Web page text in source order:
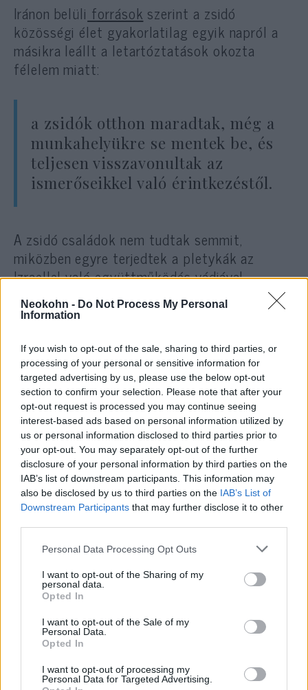
Neokohn - Do Not Process My Personal
Information
If you wish to opt-out of the sale, sharing to third parties, or
processing of your personal or sensitive information for
targeted advertising by us, please use the below opt-out
section to confirm your selection. Please note that after your
opt-out request is processed you may continue seeing
interest-based ads based on personal information utilized by
us or personal information disclosed to third parties prior to
your opt-out. You may separately opt-out of the further
disclosure of your personal information by third parties on the
IAB’s list of downstream participants. This information may
also be disclosed by us to third parties on the IAB’s List of
Downstream Participants that may further disclose it to other
Please note that this website/app uses one or more Google
not limited to your visit or usage behaviour. You may click to
grant or deny consent to Google and its third-party tags to
use your data for below specified purposes in below Google
consent section.
Personal Data Processing Opt Outs
I want to opt-out of the Sharing of my
personal data.
Opted In
I want to opt-out of the Sale of my
Personal Data.
Opted In
I want to opt-out of processing my
Personal Data for Targeted Advertising.
Iránon belüli források szerint a zsidó
közösségi élet gyakorlatilag egyik napról a
másikra leállt a letartóztatások okozta
félelem miatt:
a zsidók otthon maradtak, még a
munkahelyükre se mentek be, és
teljesen visszavonultak az
ismerőseikkel való érintkezéstől.
A zsidó családok nem tudtak semmit,
miközben egyre terjedtek a pletykák az
Izraellel való együttműködés vádjával
meggyanúsított személyekről.
a letartóztatások nem korlátozódtak
kizárólag a zsidókra, és más kisebbségi
csoportok, így az azeriek, kurdok és baháik
tagjai is őrizetbe kerültek, mindannyian a
„cionista ellenséggel” való együttműködés
gyanújával.
Tömeges kivégzések kezdődtek
Iránban: állítólagos Moszad-
ügynököket akasztottak
Lelepleződött a rezsim igazi arca
azzal a képpel, amelyet Irán évek óta próbál
magáról sugározni. Teherán hosszú ideje
hirdeti, hogy tiszteli és védi zsidó polgárait.
A közösségen belüli források azonban most